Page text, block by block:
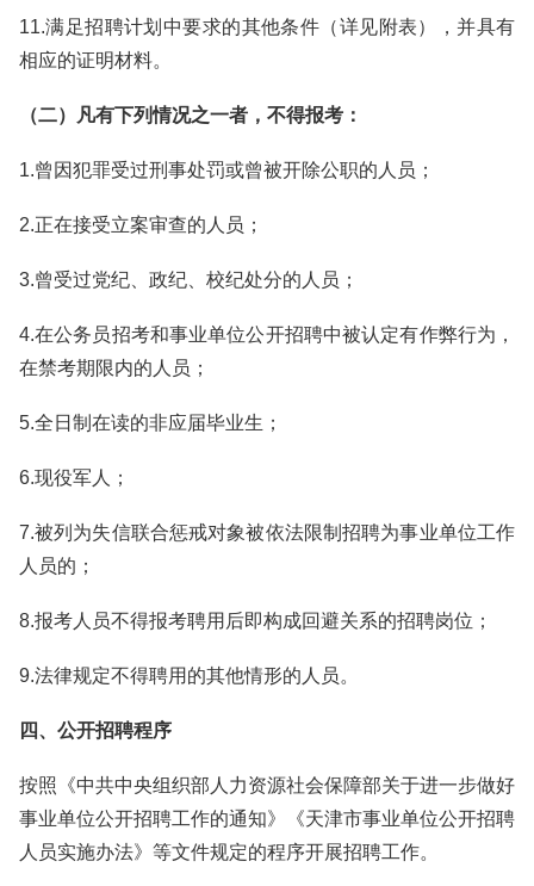
11.满足招聘计划中要求的其他条件（详见附表），并具有
相应的证明材料。
（二）凡有下列情况之一者，不得报考：
1.曾因犯罪受过刑事处罚或曾被开除公职的人员；
2.正在接受立案审查的人员；
3.曾受过党纪、政纪、校纪处分的人员；
4.在公务员招考和事业单位公开招聘中被认定有作弊行为，
在禁考期限内的人员；
5.全日制在读的非应届毕业生；
6.现役军人；
7.被列为失信联合惩戒对象被依法限制招聘为事业单位工作
人员的；
8.报考人员不得报考聘用后即构成回避关系的招聘岗位；
9.法律规定不得聘用的其他情形的人员。
四、公开招聘程序
按照《中共中央组织部人力资源社会保障部关于进一步做好
事业单位公开招聘工作的通知》《天津市事业单位公开招聘
人员实施办法》等文件规定的程序开展招聘工作。